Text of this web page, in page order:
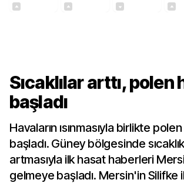
Sıcaklılar arttı, polen
başladı
Havaların ısınmasıyla birlikte
başladı. Güney bölgesinde
artmasıyla ilk hasat haberleri
gelmeye başladı. Mersin'in Silifke